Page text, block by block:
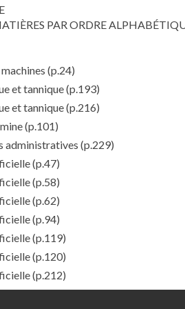
PAR ORDRE
(p.24)
et tannique(p.193)
et tannique(p.216)
(p.101)
administratives (p.229)
(p.47)
(p.58)
(p.62)
(p.94)
(p.119)
(p.120)
(p.212)
(p.256)